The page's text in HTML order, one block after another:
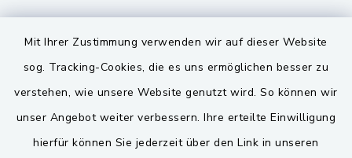
Mit Ihrer Zustimmung verwenden wir auf dieser Website
sog. Tracking-Cookies, die es uns ermöglichen besser zu
verstehen, wie unsere Website genutzt wird. So können wir
unser Angebot weiter verbessern. Ihre erteilte Einwilligung
hierfür können Sie jederzeit über den Link in unseren
Landkreis Schwandorf
VG und Gemeinden
Gemeinde Schwarzach bei Nabburg